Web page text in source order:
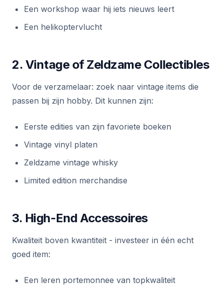
Een workshop waar hij iets nieuws leert
Een helikoptervlucht
2. Vintage of Zeldzame Collectibles
Voor de verzamelaar: zoek naar vintage items die
passen bij zijn hobby. Dit kunnen zijn:
Eerste edities van zijn favoriete boeken
Vintage vinyl platen
Zeldzame vintage whisky
Limited edition merchandise
3. High-End Accessoires
Kwaliteit boven kwantiteit - investeer in één echt
goed item:
Een leren portemonnee van topkwaliteit